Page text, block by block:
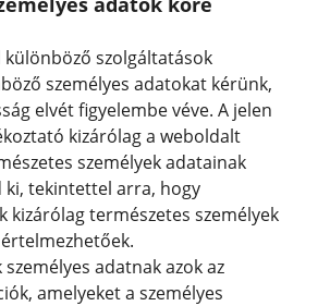
szolgáltatások
személyes adatokat kérünk,
elvét figyelembe véve. A jelen
kizárólag a weboldalt
személyek adatainak
ki, tekintettel arra, hogy
kizárólag természetes személyek
adatnak azok az
amelyeket a személyes